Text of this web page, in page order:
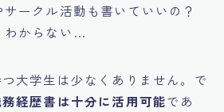
ークル活動も書いていいの？
わからない…
大学生は少なくありません。で
経歴書は十分に活用可能であ